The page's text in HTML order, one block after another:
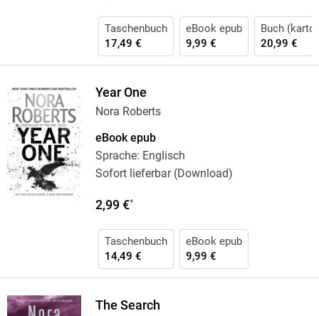
Taschenbuch
17,49 €
eBook epub
9,99 €
Buch
20,99 €
Year One
Nora Roberts
eBook epub
Sprache: Englisch
Sofort lieferbar (Download)
2,99 €*
Taschenbuch
14,49 €
eBook epub
9,99 €
The Search